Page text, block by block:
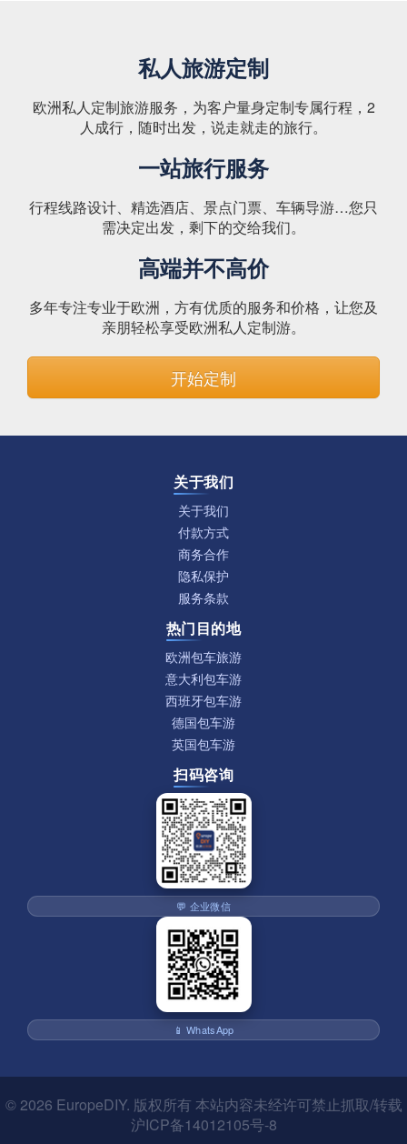
私人旅游定制
欧洲私人定制旅游服务，为客户量身定制专属行程，2
人成行，随时出发，说走就走的旅行。
一站旅行服务
行程线路设计、精选酒店、景点门票、车辆导游…您只
需决定出发，剩下的交给我们。
高端并不高价
多年专注专业于欧洲，方有优质的服务和价格，让您及
亲朋轻松享受欧洲私人定制游。
开始定制
关于我们
关于我们
付款方式
商务合作
隐私保护
服务条款
热门目的地
欧洲包车旅游
意大利包车游
西班牙包车游
德国包车游
英国包车游
扫码咨询
💬 企业微信
📱 WhatsApp
© 2026 EuropeDIY. 版权所有 本站内容未经许可禁止抓取/转载
沪ICP备14012105号-8